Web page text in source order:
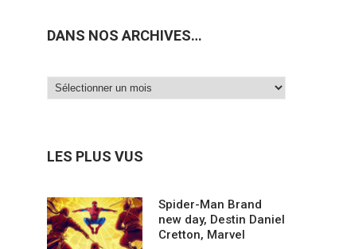
DANS NOS ARCHIVES…
Dans
LES PLUS VUS
Spider-Man Brand
new day, Destin Daniel
Cretton, Marvel